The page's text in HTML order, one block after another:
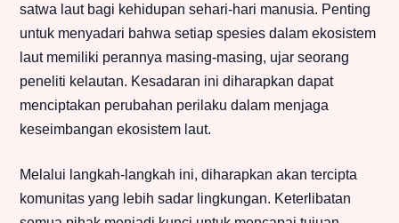
satwa laut bagi kehidupan sehari-hari manusia. Penting
untuk menyadari bahwa setiap spesies dalam ekosistem
laut memiliki perannya masing-masing, ujar seorang
peneliti kelautan. Kesadaran ini diharapkan dapat
menciptakan perubahan perilaku dalam menjaga
keseimbangan ekosistem laut.
Melalui langkah-langkah ini, diharapkan akan tercipta
komunitas yang lebih sadar lingkungan. Keterlibatan